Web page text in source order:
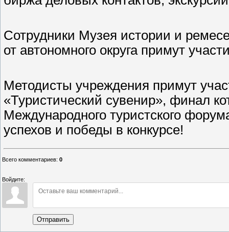
Сотрудники Музея истории и
от автономного округа примут
Методисты учреждения примут
«Туристический сувенир», финал
Международного туристского
успехов и победы в конкурсе!
Всего комментариев: 0
Войдите:
Отправить